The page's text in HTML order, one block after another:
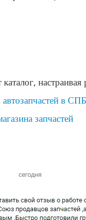
в СПБ
запчастей